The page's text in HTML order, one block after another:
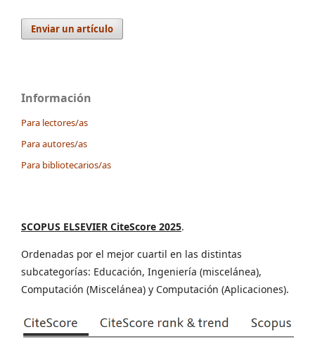
Enviar un artículo
Información
Para lectores/as
Para autores/as
Para bibliotecarios/as
SCOPUS ELSEVIER CiteScore 2025.
Ordenadas por el mejor cuartil en las distintas
subcategorías: Educación, Ingeniería (miscelánea),
Computación (Miscelánea) y Computación (Aplicaciones).